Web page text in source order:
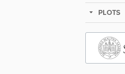
PLOTS